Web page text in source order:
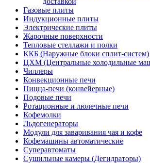
Газовые плиты
Индукционные плиты
Электрические плиты
Жарочные поверхности
Тепловые стеллажи и полки
ККБ (Наружные блоки сплит-систем)
ЦХМ (Центральные холодильные
Чиллеры
Конвекционные печи
Пицца-печи (конвейерные)
Подовые печи
Ротационные и люлечные печи
Кофемолки
Льдогенераторы
Модули для заваривания чая и кофе
Кофемашины автоматические
Суперавтоматы
Сушильные камеры (Дегидраторы)